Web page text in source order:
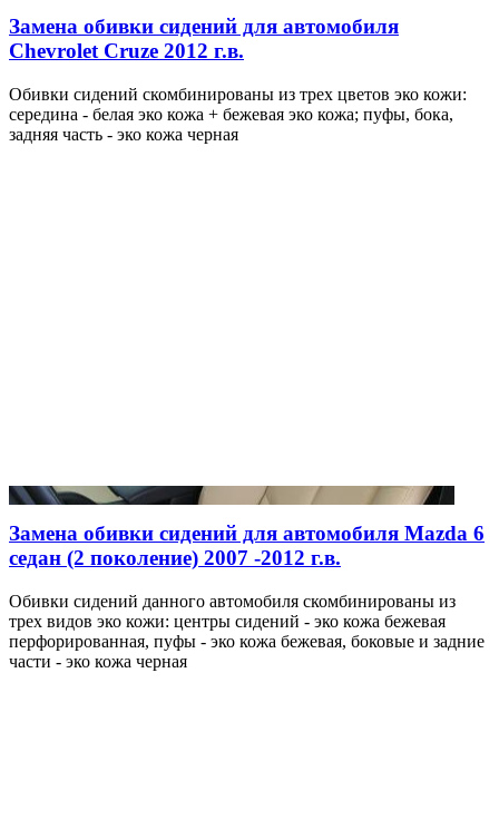
Замена обивки сидений для автомобиля
Chevrolet Cruze 2012 г.в.
Обивки сидений скомбинированы из трех цветов эко кожи:
середина - белая эко кожа + бежевая эко кожа; пуфы, бока,
задняя часть - эко кожа черная
Замена обивки сидений для автомобиля Mazda 6
седан (2 поколение) 2007 -2012 г.в.
Обивки сидений данного автомобиля скомбинированы из
трех видов эко кожи: центры сидений - эко кожа бежевая
перфорированная, пуфы - эко кожа бежевая, боковые и задние
части - эко кожа черная